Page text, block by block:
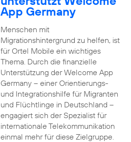
App Germany
Menschen mit
Migrationshintergrund zu helfen, ist
für Ortel Mobile ein wichtiges
Thema. Durch die finanzielle
Unterstützung der Welcome App
Germany – einer Orientierungs-
und Integrationshilfe für Migranten
und Flüchtlinge in Deutschland –
engagiert sich der Spezialist für
internationale Telekommunikation
einmal mehr für diese Zielgruppe.